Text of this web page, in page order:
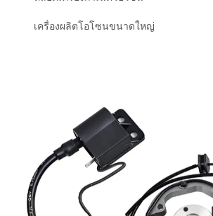
เครื่องผลิตโอโซนขนาดใหญ่